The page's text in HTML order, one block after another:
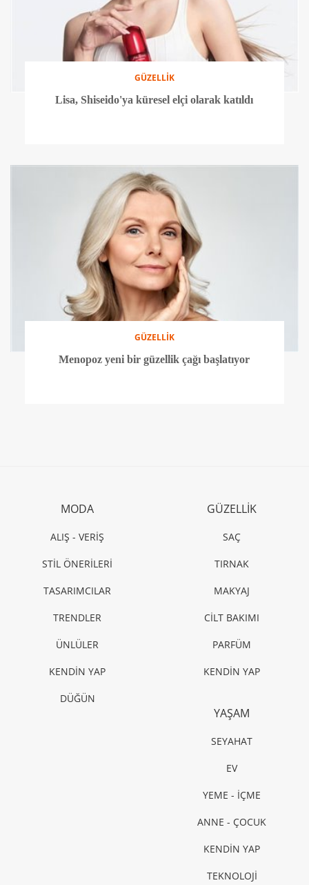
GÜZELLİK
Lisa, Shiseido'ya küresel elçi olarak katıldı
GÜZELLİK
Menopoz yeni bir güzellik çağı başlatıyor
MODA
ALIŞ - VERİŞ
STİL ÖNERİLERİ
TASARIMCILAR
TRENDLER
ÜNLÜLER
KENDİN YAP
DÜĞÜN
GÜZELLİK
SAÇ
TIRNAK
MAKYAJ
CİLT BAKIMI
PARFÜM
KENDİN YAP
YAŞAM
SEYAHAT
EV
YEME - İÇME
ANNE - ÇOCUK
KENDİN YAP
TEKNOLOJİ